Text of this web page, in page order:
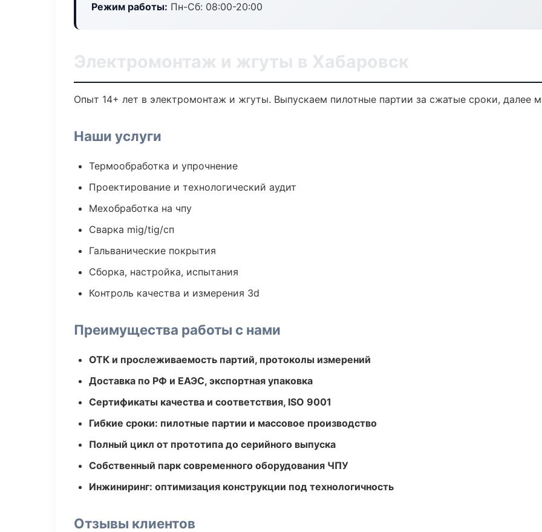
Режим работы: Пн-Сб: 08:00-20:00
Электромонтаж и жгуты в Хабаровск
Опыт 14+ лет в электромонтаж и жгуты. Выпускаем пилотные партии за сжатые сроки, далее
Наши услуги
Термообработка и упрочнение
Проектирование и технологический аудит
Мехобработка на чпу
Сварка mig/tig/сп
Гальванические покрытия
Сборка, настройка, испытания
Контроль качества и измерения 3d
Преимущества работы с нами
ОТК и прослеживаемость партий, протоколы измерений
Доставка по РФ и ЕАЭС, экспортная упаковка
Сертификаты качества и соответствия, ISO 9001
Гибкие сроки: пилотные партии и массовое производство
Полный цикл от прототипа до серийного выпуска
Собственный парк современного оборудования ЧПУ
Инжиниринг: оптимизация конструкции под технологичность
Отзывы клиентов